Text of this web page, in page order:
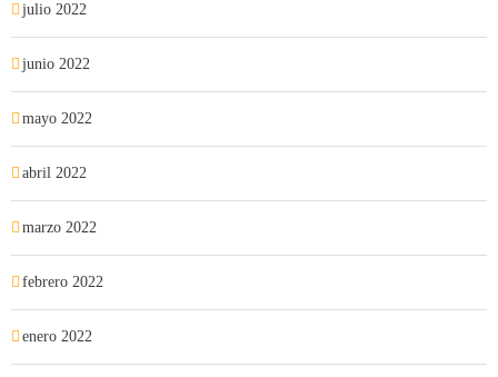
julio 2022
junio 2022
mayo 2022
abril 2022
marzo 2022
febrero 2022
enero 2022